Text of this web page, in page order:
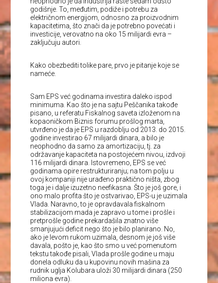
godišnje. To, međutim, podiže i potrebu za
električnom energijom, odnosno za proizvodnim
kapacitetima, što znači da je potrebno povećati i
investicije, verovatno na oko 15 milijardi evra –
zaključuju autori.
Kako obezbediti tolike pare, prvo je pitanje koje se
nameće.
Sam EPS već godinama investira daleko ispod
minimuma. Kao što je na sajtu Peščanika takođe
pisano, u referatu Fiskalnog saveta izloženom na
kopaoničkom Biznis forumu prošlog marta,
utvrđeno je da je EPS u razdoblju od 2013. do 2015.
godine investirao 67 milijardi dinara, a bilo je
neophodno da samo za amortizaciju, tj. za
održavanje kapaciteta na postojećem nivou, izdvoji
116 milijardi dinara. Istovremeno, EPS se već
godinama opire restrukturiranju; na tom polju u
ovoj kompaniji nije urađeno praktično ništa, zbog
toga je i dalje izuzetno neefikasna. Što je još gore, i
ono malo profita što je ostvarivao, EPS-u je uzimala
Vlada. Naravno, to je opravdavala fiskalnom
stabilizacijom mada je zapravo u tome i prošle i
pretprošle godine prekardašila znatno više
smanjujući deficit nego što je bilo planirano. No,
ako je levom rukom uzimala, desnom je još više
davala, pošto je, kao što smo u već pomenutom
tekstu takođe pisali, Vlada prošle godine u maju
donela odluku da u kupovinu novih mašina za
rudnik uglja Kolubara uloži 30 milijardi dinara (250
miliona evra).